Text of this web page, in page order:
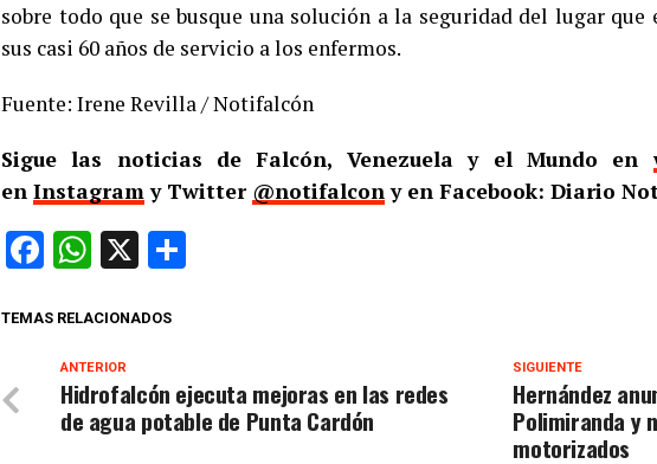
sobre todo que se busque una solución a la seguridad del lugar
sus casi 60 años de servicio a los enfermos.
Fuente: Irene Revilla / Notifalcón
Sigue las noticias de Falcón, Venezuela y el Mundo en
en Instagramy Twitter @notifalcony en Facebook: Diario
Facebook
WhatsApp
X
TEMAS RELACIONADOS
SIGUIENTE
Hernández
Polimiranda y
motorizados
ANTERIOR
Hidrofalcón ejecuta mejoras en las redes
de agua potable de Punta Cardón